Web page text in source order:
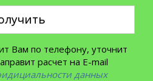
Вам по телефону, уточнит
расчет на E-mail
данных